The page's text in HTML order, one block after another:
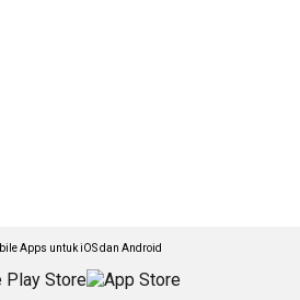
Apps untuk iOS dan Android